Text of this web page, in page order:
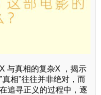
与真相的复杂X ，揭示
相"往往并非绝对，而
追寻正义的过程中，逐